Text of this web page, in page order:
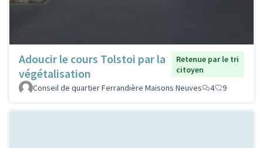
Adoucir le cours Tolstoi par la
végétalisation
Retenue par le tri
citoyen
Conseil de quartier Ferrandière Maisons Neuves
4 9